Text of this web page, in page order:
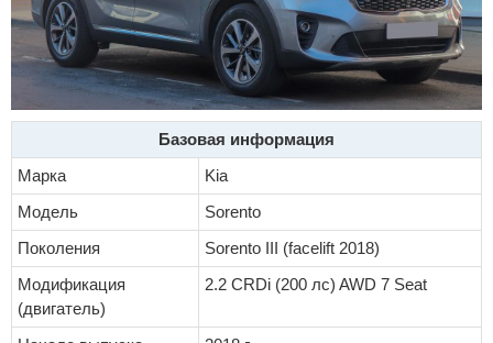
Базовая информация
Марка
Kia
Модель
Sorento
Поколения
Sorento III (facelift 2018)
Модификация
(двигатель)
2.2 CRDi (200 лс) AWD 7 Seat